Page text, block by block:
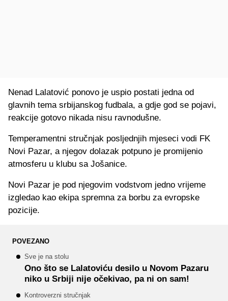
Nenad Lalatović ponovo je uspio postati jedna od
glavnih tema srbijanskog fudbala, a gdje god se pojavi,
reakcije gotovo nikada nisu ravnodušne.
Temperamentni stručnjak posljednjih mjeseci vodi FK
Novi Pazar, a njegov dolazak potpuno je promijenio
atmosferu u klubu sa Jošanice.
Novi Pazar je pod njegovim vodstvom jedno vrijeme
izgledao kao ekipa spremna za borbu za evropske
pozicije.
POVEZANO
Sve je na stolu
Ono što se Lalatoviću desilo u Novom Pazaru
niko u Srbiji nije očekivao, pa ni on sam!
Kontroverzni stručnjak